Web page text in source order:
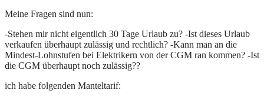
Meine Fragen sind nun:
-Stehen mir nicht eigentlich 30 Tage Urlaub zu? -Ist dieses Urlaub
verkaufen überhaupt zulässig und rechtlich? -Kann man an die
Mindest-Lohnstufen bei Elektrikern von der CGM ran kommen? -Ist
die CGM überhaupt noch zulässig??
ich habe folgenden Manteltarif: